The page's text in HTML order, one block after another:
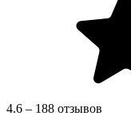
4.6 – 188 отзывов